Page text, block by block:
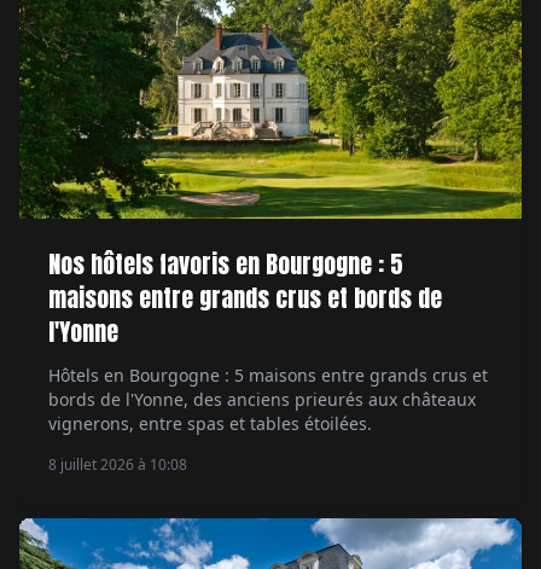
Nos hôtels favoris en Bourgogne : 5
maisons entre grands crus et bords de
l'Yonne
Hôtels en Bourgogne : 5 maisons entre grands crus et
bords de l'Yonne, des anciens prieurés aux châteaux
vignerons, entre spas et tables étoilées.
8 juillet 2026 à 10:08